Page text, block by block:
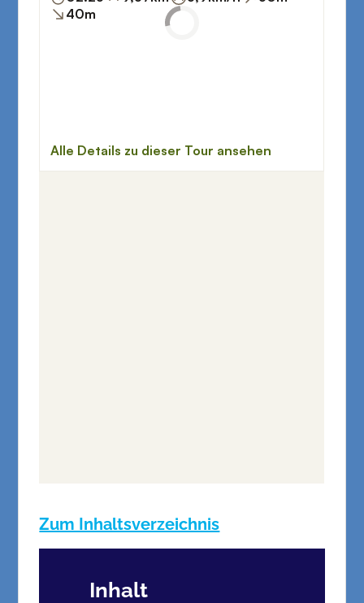
Zum Inhaltsverzeichnis
Inhalt